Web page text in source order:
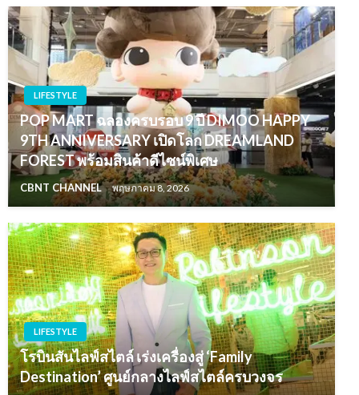
LIFESTYLE
POP MART ฉลองครบรอบ 9 ปี DIMOO HAPPY
9TH ANNIVERSARY เปิดโลก DREAMLAND
FOREST พร้อมสินค้าดีไซน์พิเศษ
CBNT CHANNEL พฤษภาคม 8, 2026
LIFESTYLE
โรบินสันไลฟ์สไตล์ เร่งเครื่องสู่ ‘Family
Destination’ ศูนย์กลางไลฟ์สไตล์ครบวงจร